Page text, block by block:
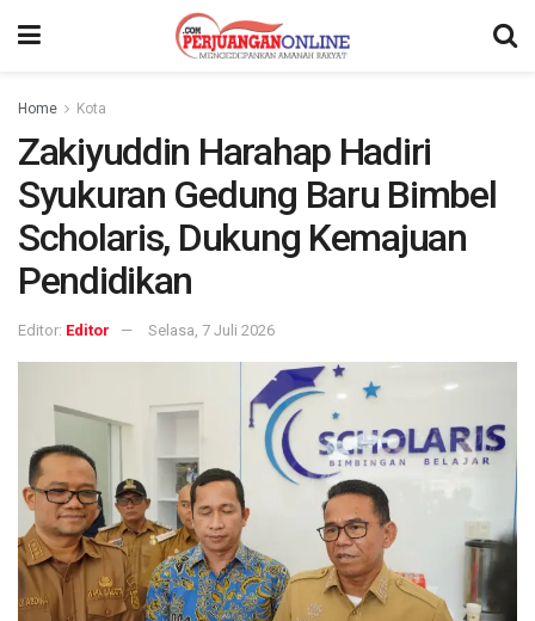
Home Kota
Zakiyuddin Harahap Hadiri
Syukuran Gedung Baru Bimbel
Scholaris, Dukung Kemajuan
Pendidikan
Editor: Editor Selasa, 7 Juli 2026